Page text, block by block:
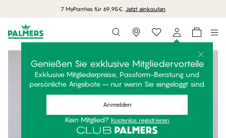
7 MyPanties für 69,95€. Jetzt einkaufen
Storefinder
Genießen Sie exklusive Mitgliedervorteile
Exklusive Mitgliederpreise, Passform-Beratung und
persönliche Angebote – nur wenn Sie eingeloggt sind.
Anmelden
Kein Mitglied? Kostenlos registrieren